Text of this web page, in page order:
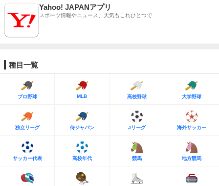
Yahoo! JAPANアプリ
スポーツ情報やニュース、天気もこれひとつで
種目一覧
プロ野球 MLB 高校野球 大学野球
独立リーグ 侍ジャパン Jリーグ 海外サッカー
サッカー代表 高校年代 競馬 地方競馬